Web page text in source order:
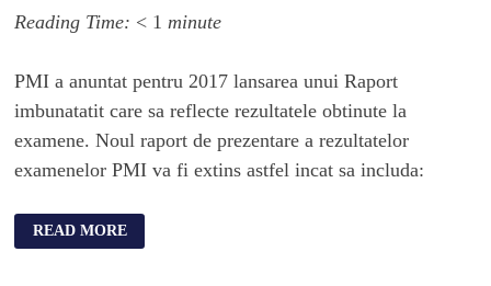
Reading Time: < 1 minute
PMI a anuntat pentru 2017 lansarea unui Raport
imbunatatit care sa reflecte rezultatele obtinute la
examene. Noul raport de prezentare a rezultatelor
examenelor PMI va fi extins astfel incat sa includa:
READ MORE